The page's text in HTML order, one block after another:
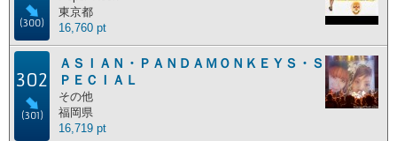
主な活動地別に分けたランキングです。
(300)
東京都
16,760 pt
302
(301)
ＡＳＩＡＮ・ＰＡＮＤＡＭＯＮＫＥＹＳ・Ｓ
ＰＥＣＩＡＬ
その他
福岡県
16,719 pt